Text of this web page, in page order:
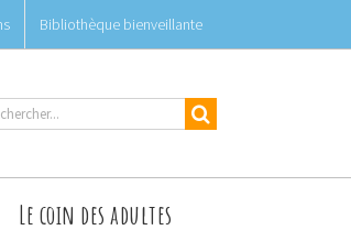
Bibliothèque bienveillante
Le coin des adultes